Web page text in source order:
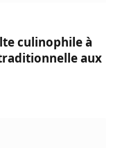
culinophile à
aux